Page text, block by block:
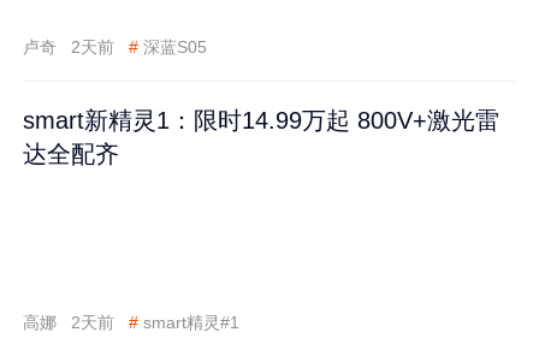
卢奇 2天前 # 深蓝S05
smart新精灵1：限时14.99万起 800V+激光雷
达全配齐
高娜 2天前 # smart精灵#1